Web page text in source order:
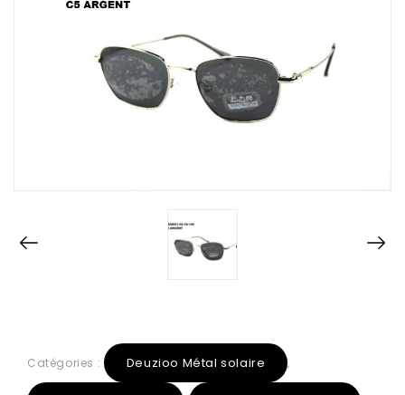
Catégories : Deuzioo Métal solaire ,